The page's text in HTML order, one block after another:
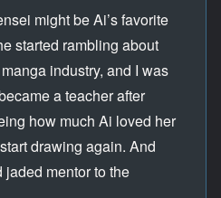
might be Ai’s favorite
started rambling about
industry, and I was
a teacher after
how much Ai loved her
drawing again. And
mentor to the